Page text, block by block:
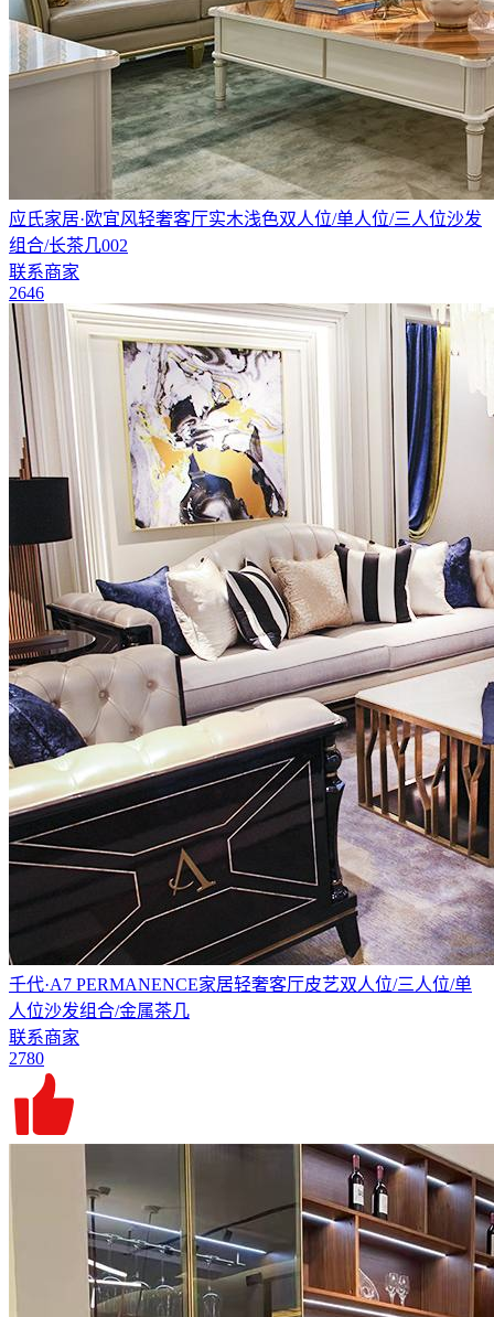
应氏家居·欧宜风轻奢客厅实木浅色双人位/单人位/三人位沙发
组合/长茶几002
联系商家
2646
千代·A7 PERMANENCE家居轻奢客厅皮艺双人位/三人位/单
人位沙发组合/金属茶几​
联系商家
2780